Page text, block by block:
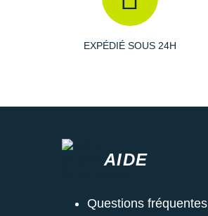
EXPÉDIÉ SOUS 24H
AIDE
Questions fréquentes